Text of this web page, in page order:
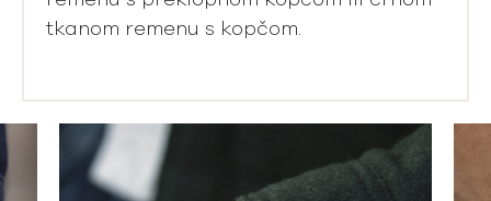
tkanom remenu s kopčom.